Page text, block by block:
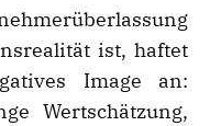
ist, haftet
Image an:
Wertschätzung,